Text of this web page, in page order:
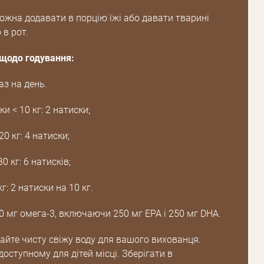
додавати в порцію їжі або давати тварині
в рот.
годування:
на день.
< 10 кг: 2 натиски;
кг: 4 натиски;
кг: 6 натисків;
2 натиски на 10 кг.
мг омега-3, включаючи 250 мг EPA і 250 мг DHA.
чисту свіжу воду для вашого вихованця.
для дітей місці. Зберігати в
Пароль
Зареєструватися